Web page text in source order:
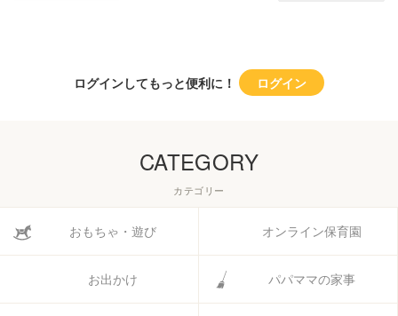
ログインしてもっと便利に！ ログイン
CATEGORY
カテゴリー
おもちゃ・遊び オンライン保育園
お出かけ パパママの家事